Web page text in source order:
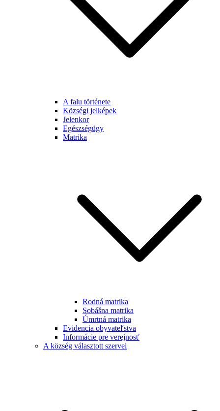
A falu története
Községi jelképek
Jelenkor
Egészségügy
Matrika
Rodná matrika
Sobášna matrika
Úmrtná matrika
Evidencia obyvateľstva
Informácie pre verejnosť
A község választott szervei